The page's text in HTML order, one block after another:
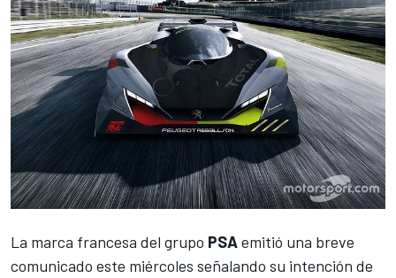
La marca francesa del grupo PSAemitió una breve
comunicado este miércoles señalando su intención de